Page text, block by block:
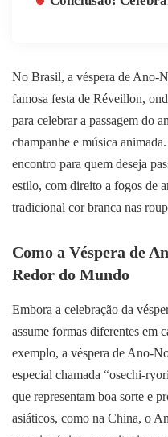
No Brasil, a véspera de Ano-
famosa festa de Réveillon,
para celebrar a passagem do
champanhe e música
encontro para quem deseja
estilo, com direito a fogos de
tradicional cor branca nas
Como a Véspera de
Redor do Mundo
Embora a celebração da
assume formas diferentes em
exemplo, a véspera de Ano-
especial chamada “osechi-
que representam boa sorte e
asiáticos, como na China, o